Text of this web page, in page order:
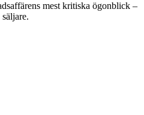
mest kritiska ögonblick –